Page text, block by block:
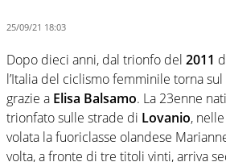
25/09/21 18:03
Dopo dieci anni, dal trionfo del 2011
l’Italia del ciclismo femminile torna
grazie a Elisa Balsamo. La 23enne
trionfato sulle strade di Lovanio, nelle
volata la fuoriclasse olandese
volta, a fronte di tre titoli vinti, arriva